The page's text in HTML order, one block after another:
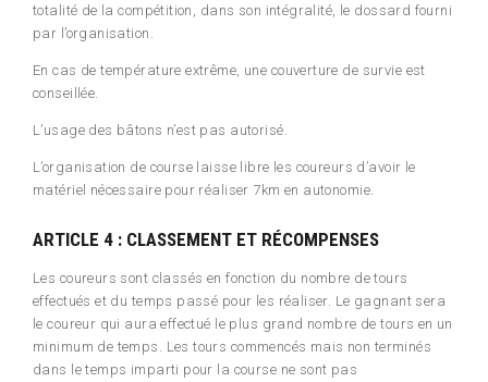
totalité de la compétition, dans son intégralité, le dossard fourni
par l’organisation.
En cas de température extrême, une couverture de survie est
conseillée.
L’usage des bâtons n’est pas autorisé.
L’organisation de course laisse libre les coureurs d’avoir le
matériel nécessaire pour réaliser 7km en autonomie.
ARTICLE 4 : CLASSEMENT ET RÉCOMPENSES
Les coureurs sont classés en fonction du nombre de tours
effectués et du temps passé pour les réaliser. Le gagnant sera
le coureur qui aura effectué le plus grand nombre de tours en un
minimum de temps. Les tours commencés mais non terminés
dans le temps imparti pour la course ne sont pas